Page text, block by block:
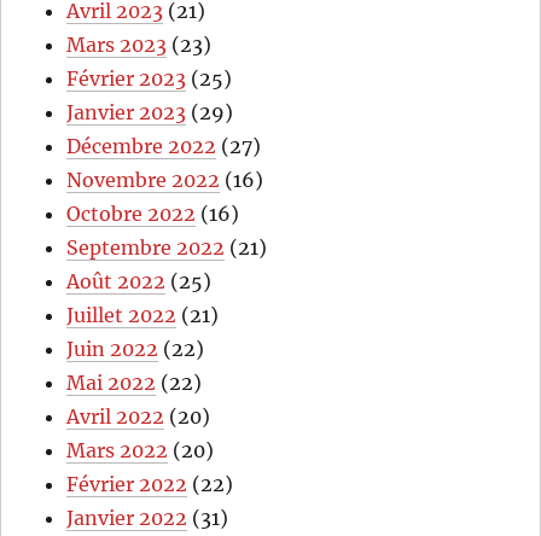
Avril 2023 (21)
Mars 2023 (23)
Février 2023 (25)
Janvier 2023 (29)
Décembre 2022 (27)
Novembre 2022 (16)
Octobre 2022 (16)
Septembre 2022 (21)
Août 2022 (25)
Juillet 2022 (21)
Juin 2022 (22)
Mai 2022 (22)
Avril 2022 (20)
Mars 2022 (20)
Février 2022 (22)
Janvier 2022 (31)